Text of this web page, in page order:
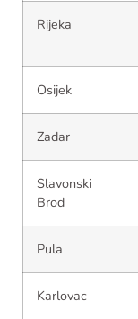
Rijeka
Osijek
Zadar
Slavonski
Brod
Pula
Karlovac